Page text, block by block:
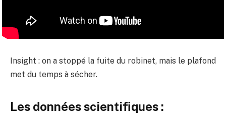
Insight : on a stoppé la fuite du robinet, mais le plafond
met du temps à sécher.
Les données scientifiques :